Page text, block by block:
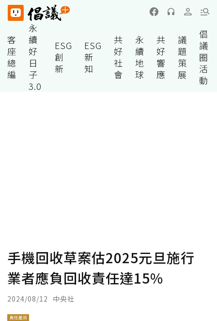
客
座
總
編
永
續
好
日
子
3.0
ESG
創
新
ESG
新
知
共
好
社
會
永
續
地
球
共
好
響
應
議
題
策
展
倡
議
圈
活
動
手機回收草案估2025元旦施行
業者應負回收責任達15%
2024/08/12 中央社